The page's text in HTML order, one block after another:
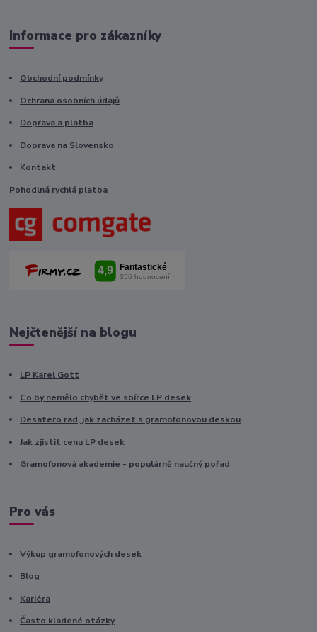
Informace pro zákazníky
Obchodní podmínky
Ochrana osobních údajů
Doprava a platba
Doprava na Slovensko
Kontakt
Pohodlná rychlá platba
Nejčtenější na blogu
LP Karel Gott
Co by nemělo chybět ve sbírce LP desek
Desatero rad, jak zacházet s gramofonovou deskou
Jak zjistit cenu LP desek
Gramofonová akademie - populárně naučný pořad
Pro vás
Výkup gramofonových desek
Blog
Kariéra
Často kladené otázky